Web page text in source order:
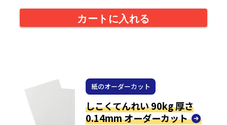
カートに入れる
紙のオーダーカット
しこくてんれい 90kg 厚さ
0.14mm オーダーカット